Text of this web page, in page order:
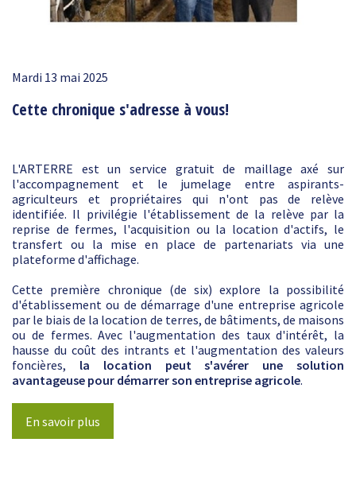
Mardi 13 mai 2025
Cette chronique s'adresse à vous!
L'ARTERRE est un service gratuit de maillage axé sur
l'accompagnement et le jumelage entre aspirants-
agriculteurs et propriétaires qui n'ont pas de relève
identifiée. Il privilégie l'établissement de la relève par la
reprise de fermes, l'acquisition ou la location d'actifs, le
transfert ou la mise en place de partenariats via une
plateforme d'affichage.
Cette première chronique (de six) explore la possibilité
d'établissement ou de démarrage d'une entreprise agricole
par le biais de la location de terres, de bâtiments, de maisons
ou de fermes. Avec l'augmentation des taux d'intérêt, la
hausse du coût des intrants et l'augmentation des valeurs
foncières, la location peut s'avérer une solution
avantageuse pour démarrer son entreprise agricole.
En savoir plus